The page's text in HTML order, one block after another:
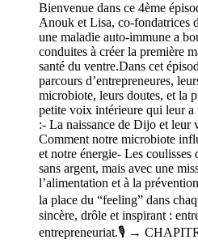
Bienvenue dans ce 4ème
Anouk et Lisa, co-fondatrices
une maladie auto-immune a
conduites à créer la première
santé du ventre.Dans cet
parcours d’entrepreneures,
microbiote, leurs doutes, et la
petite voix intérieure qui leur
:- La naissance de Dijo et leur
Comment notre microbiote
et notre énergie- Les coulisses
sans argent, mais avec une
l’alimentation et à la
la place du “feeling” dans
sincère, drôle et inspirant :
entrepreneuriat.🎙️ →